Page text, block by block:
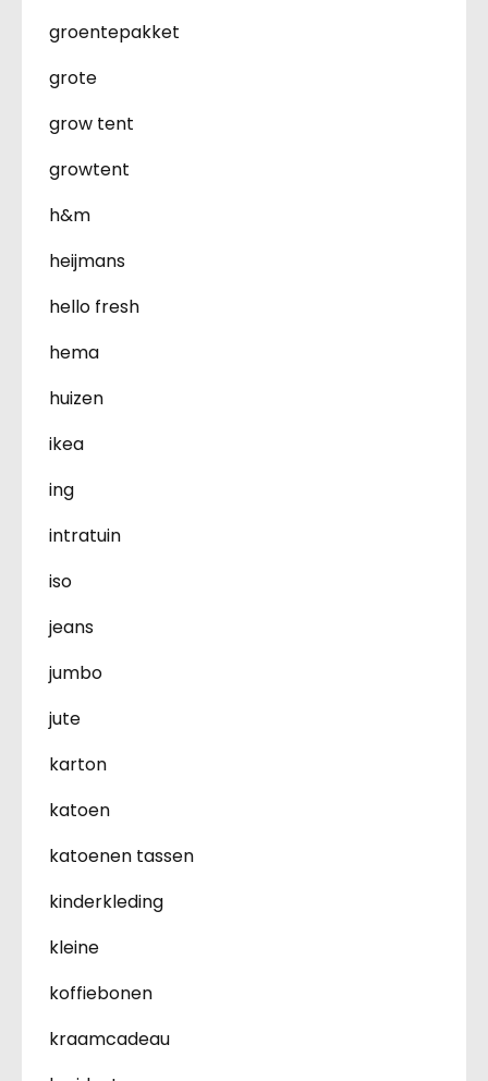
groentepakket
grote
grow tent
growtent
h&m
heijmans
hello fresh
hema
huizen
ikea
ing
intratuin
iso
jeans
jumbo
jute
karton
katoen
katoenen tassen
kinderkleding
kleine
koffiebonen
kraamcadeau